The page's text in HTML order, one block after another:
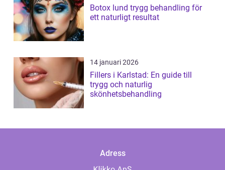
Botox lund trygg behandling för
ett naturligt resultat
14 januari 2026
Fillers i Karlstad: En guide till
trygg och naturlig
skönhetsbehandling
Adress